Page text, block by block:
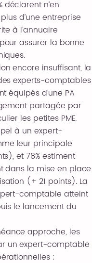
n’en
d’une entreprise
à l’annuaire
assurer la bonne
encore insuffisant, la
experts-comptables
équipés d’une PA
partagée par
les petites PME.
à un expert-
leur principale
et 78% estiment
dans la mise en place
(+ 21 points). La
comptable atteint
le lancement du
approche, les
un expert-comptable
: